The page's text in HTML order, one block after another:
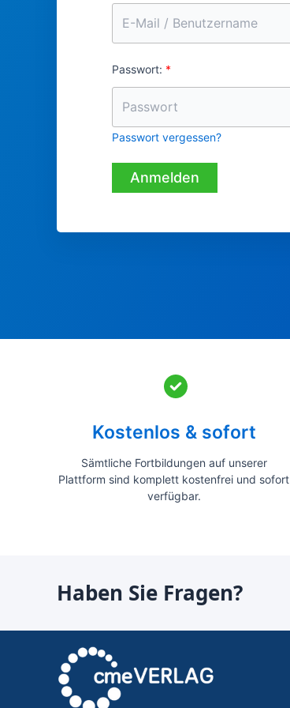
Passwort:
Passwort vergessen?
Anmelden
Kostenlos & sofort
Sämtliche Fortbildungen auf unserer
Plattform sind komplett kostenfrei und sofort
verfügbar.
Haben Sie Fragen?